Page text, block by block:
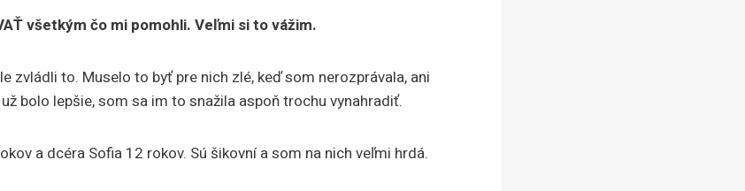
všetkým čo mi pomohli. Veľmi si to vážim.
zvládli to. Muselo to byť pre nich zlé, keď som nerozprávala, ani
bolo lepšie, som sa im to snažila aspoň trochu vynahradiť.
a dcéra Sofia 12 rokov. Sú šikovní a som na nich veľmi hrdá.